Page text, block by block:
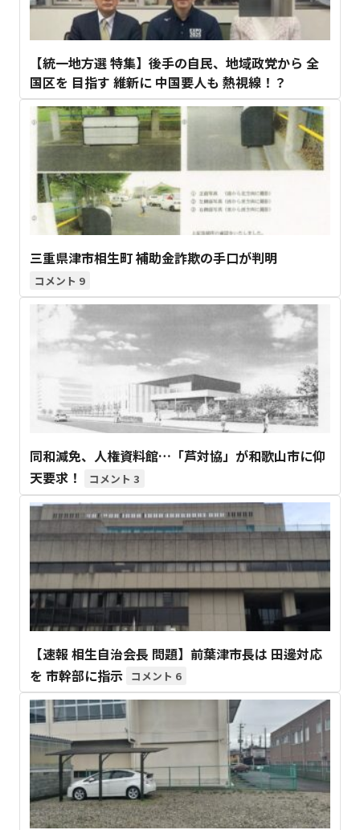
【統一地方選 特集】後手の自民、地域政党から 全
国区を 目指す 維新に 中国要人も 熱視線！？
三重県津市相生町 補助金詐欺の手口が判明
9
同和減免、人権資料館…「芦対協」が和歌山市に仰
天要求！
3
【速報 相生自治会長 問題】前葉津市長は 田邊対応
を 市幹部に指示
6